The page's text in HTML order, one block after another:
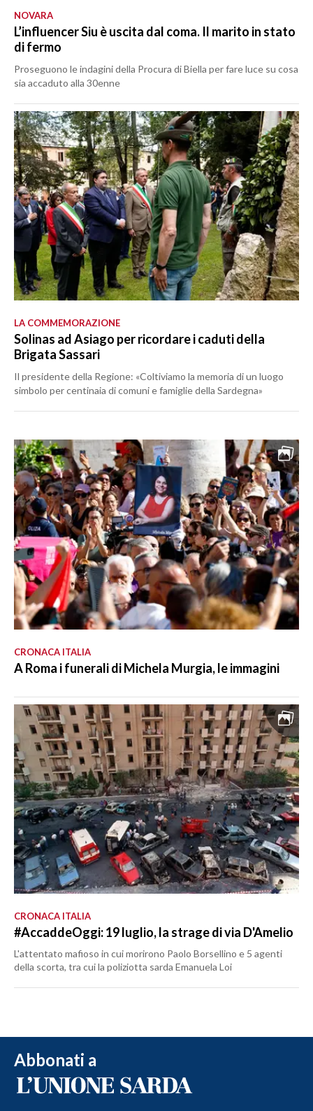
NOVARA
L’influencer Siu è uscita dal coma. Il marito in stato
di fermo
Proseguono le indagini della Procura di Biella per fare luce su cosa
sia accaduto alla 30enne
LA COMMEMORAZIONE
Solinas ad Asiago per ricordare i caduti della
Brigata Sassari
Il presidente della Regione: «Coltiviamo la memoria di un luogo
simbolo per centinaia di comuni e famiglie della Sardegna»
CRONACA ITALIA
A Roma i funerali di Michela Murgia, le immagini
CRONACA ITALIA
#AccaddeOggi: 19 luglio, la strage di via D'Amelio
L'attentato mafioso in cui morirono Paolo Borsellino e 5 agenti
della scorta, tra cui la poliziotta sarda Emanuela Loi
Abbonati a